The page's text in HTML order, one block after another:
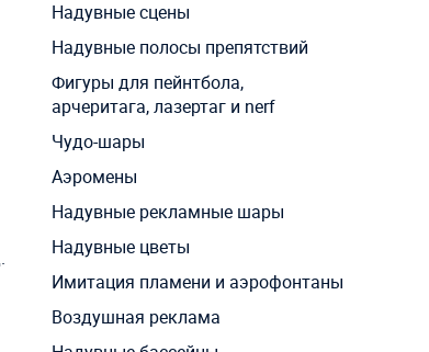
Надувные сцены
Надувные полосы препятствий
Фигуры для пейнтбола,
арчеритага, лазертаг и nerf
Чудо-шары
Аэромены
Надувные рекламные шары
Надувные цветы
Имитация пламени и аэрофонтаны
Воздушная реклама